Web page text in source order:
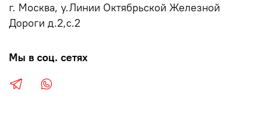
г. Москва, у.Линии Октябрьской Железной
Дороги д.2,с.2
Мы в соц. сетях